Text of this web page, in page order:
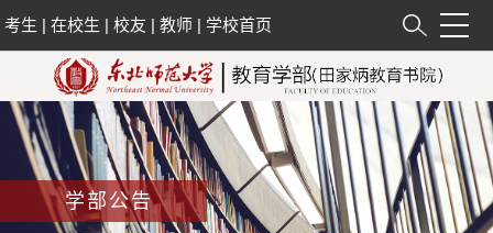
考生 |在校生 |校友 |教师 | 学校首页
学部公告